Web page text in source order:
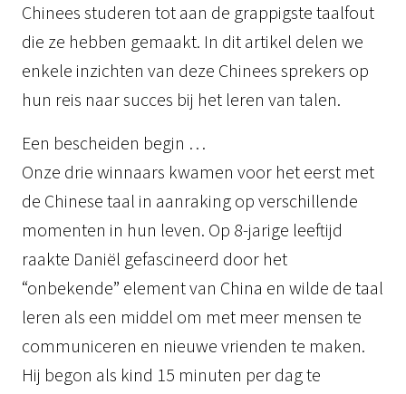
Chinees studeren tot aan de grappigste taalfout
die ze hebben gemaakt. In dit artikel delen we
enkele inzichten van deze Chinees sprekers op
hun reis naar succes bij het leren van talen.
Een bescheiden begin …
Onze drie winnaars kwamen voor het eerst met
de Chinese taal in aanraking op verschillende
momenten in hun leven. Op 8-jarige leeftijd
raakte Daniël gefascineerd door het
“onbekende” element van China en wilde de taal
leren als een middel om met meer mensen te
communiceren en nieuwe vrienden te maken.
Hij begon als kind 15 minuten per dag te